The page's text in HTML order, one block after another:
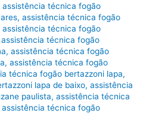
assistência técnica fogão
,assistência técnica fogão
assistência técnica fogão
assistência técnica fogão
,assistência técnica fogão
,assistência técnica fogão
técnica fogão bertazzoni lapa,
lapa de baixo,assistência
paulista,assistência técnica
assistência técnica fogão